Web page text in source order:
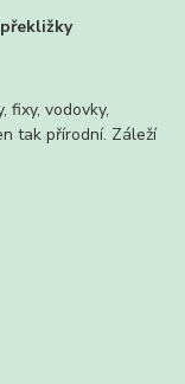
fixy, vodovky,
tak přírodní. Záleží